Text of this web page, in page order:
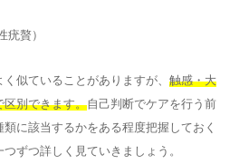
疣贅）
似ていることがありますが、 触感・大
区別できます。自己判断でケアを行う前
に該当するかをある程度把握しておく
ずつ詳しく見ていきましょう。